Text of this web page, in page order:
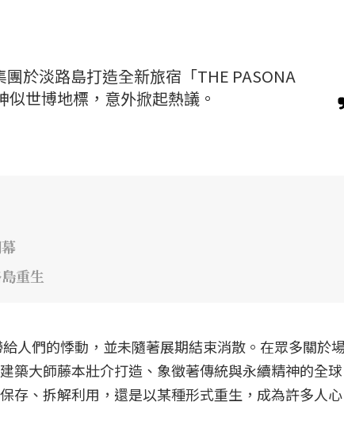
於淡路島打造全新旅宿「THE PASONA
世博地標，意外掀起熱議。
重生
人們的悸動，並未隨著展期結束消散。在眾多關於
築大師藤本壯介打造、象徵著傳統與永續精神的全球
存、拆解利用，還是以某種形式重生，成為許多人心